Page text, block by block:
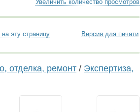
Увеличить количество просмотров
эту страницу Версия для печати
отделка, ремонт / Экспертиза,